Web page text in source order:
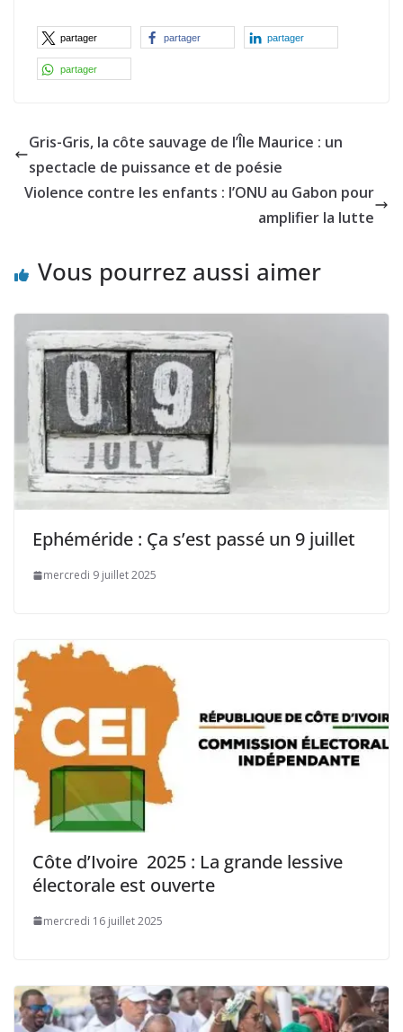
partager partager partager
partager
Gris-Gris, la côte sauvage de l’Île Maurice : un
spectacle de puissance et de poésie
Violence contre les enfants : l’ONU au Gabon pour
amplifier la lutte
Vous pourrez aussi aimer
Ephéméride : Ça s’est passé un 9 juillet
mercredi 9 juillet 2025
Côte d’Ivoire 2025 : La grande lessive
électorale est ouverte
mercredi 16 juillet 2025